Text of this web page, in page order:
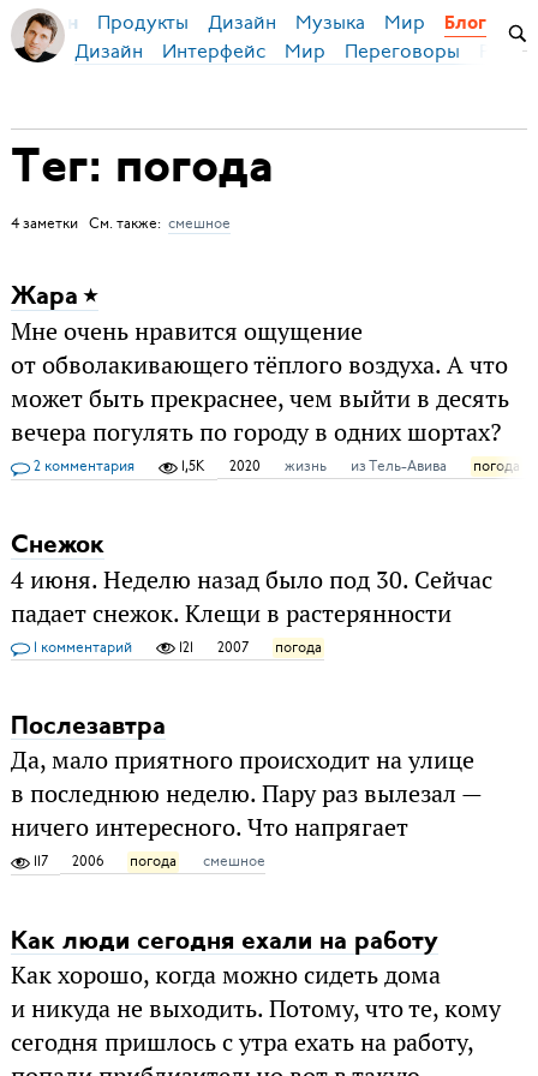
Бирман Продукты Дизайн Музыка Мир Блог
Дизайн Интерфейс Мир Переговоры
Тег: погода
4 заметки См. также: смешное
Жара
Мне очень нравится ощущение
от обволакивающего тёплого воздуха. А что
может быть прекраснее, чем выйти в десять
вечера погулять по городу в одних шортах?
2 комментария 1,5K 2020 жизнь из Тель-Авива погода
Снежок
4 июня. Неделю назад было под 30. Сейчас
падает снежок. Клещи в растерянности
1 комментарий 121 2007 погода
Послезавтра
Да, мало приятного происходит на улице
в последнюю неделю. Пару раз вылезал —
ничего интересного. Что напрягает
117 2006 погода смешное
Как люди сегодня ехали на работу
Как хорошо, когда можно сидеть дома
и никуда не выходить. Потому, что те, кому
сегодня пришлось с утра ехать на работу,